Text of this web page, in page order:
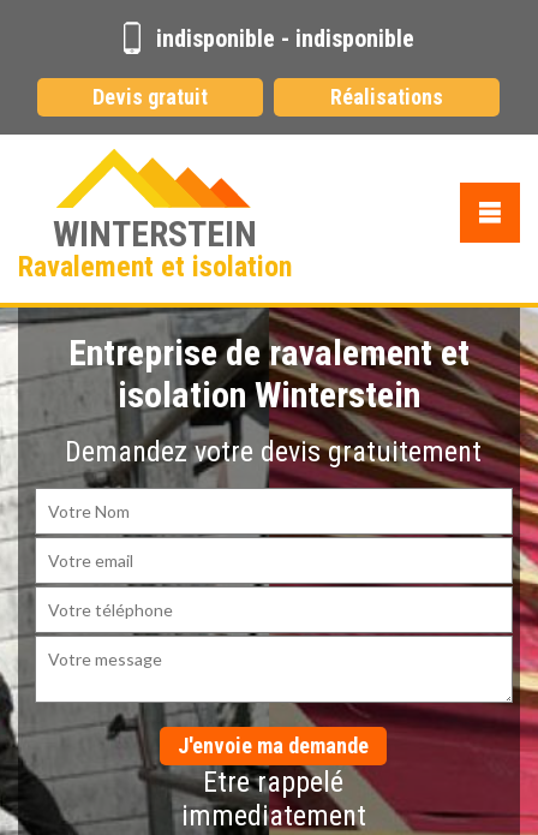
indisponible - indisponible
Devis gratuit Réalisations
WINTERSTEIN
Ravalement et isolation
Entreprise de ravalement et
isolation Winterstein
Demandez votre devis gratuitement
Etre rappelé
immediatement